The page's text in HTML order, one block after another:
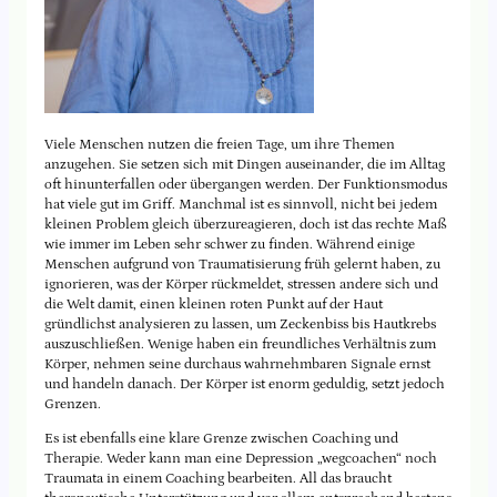
Viele Menschen nutzen die freien Tage, um ihre Themen
anzugehen. Sie setzen sich mit Dingen auseinander, die im Alltag
oft hinunterfallen oder übergangen werden. Der Funktionsmodus
hat viele gut im Griff. Manchmal ist es sinnvoll, nicht bei jedem
kleinen Problem gleich überzureagieren, doch ist das rechte Maß
wie immer im Leben sehr schwer zu finden. Während einige
Menschen aufgrund von Traumatisierung früh gelernt haben, zu
ignorieren, was der Körper rückmeldet, stressen andere sich und
die Welt damit, einen kleinen roten Punkt auf der Haut
gründlichst analysieren zu lassen, um Zeckenbiss bis Hautkrebs
auszuschließen. Wenige haben ein freundliches Verhältnis zum
Körper, nehmen seine durchaus wahrnehmbaren Signale ernst
und handeln danach. Der Körper ist enorm geduldig, setzt jedoch
Grenzen.
Es ist ebenfalls eine klare Grenze zwischen Coaching und
Therapie. Weder kann man eine Depression „wegcoachen“ noch
Traumata in einem Coaching bearbeiten. All das braucht